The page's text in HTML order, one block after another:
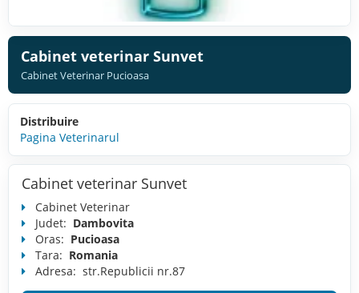
Cabinet veterinar Sunvet
Cabinet Veterinar Pucioasa
Distribuire
Pagina Veterinarul
Cabinet veterinar Sunvet
Cabinet Veterinar
Judet: Dambovita
Oras: Pucioasa
Tara: Romania
Adresa: str.Republicii nr.87